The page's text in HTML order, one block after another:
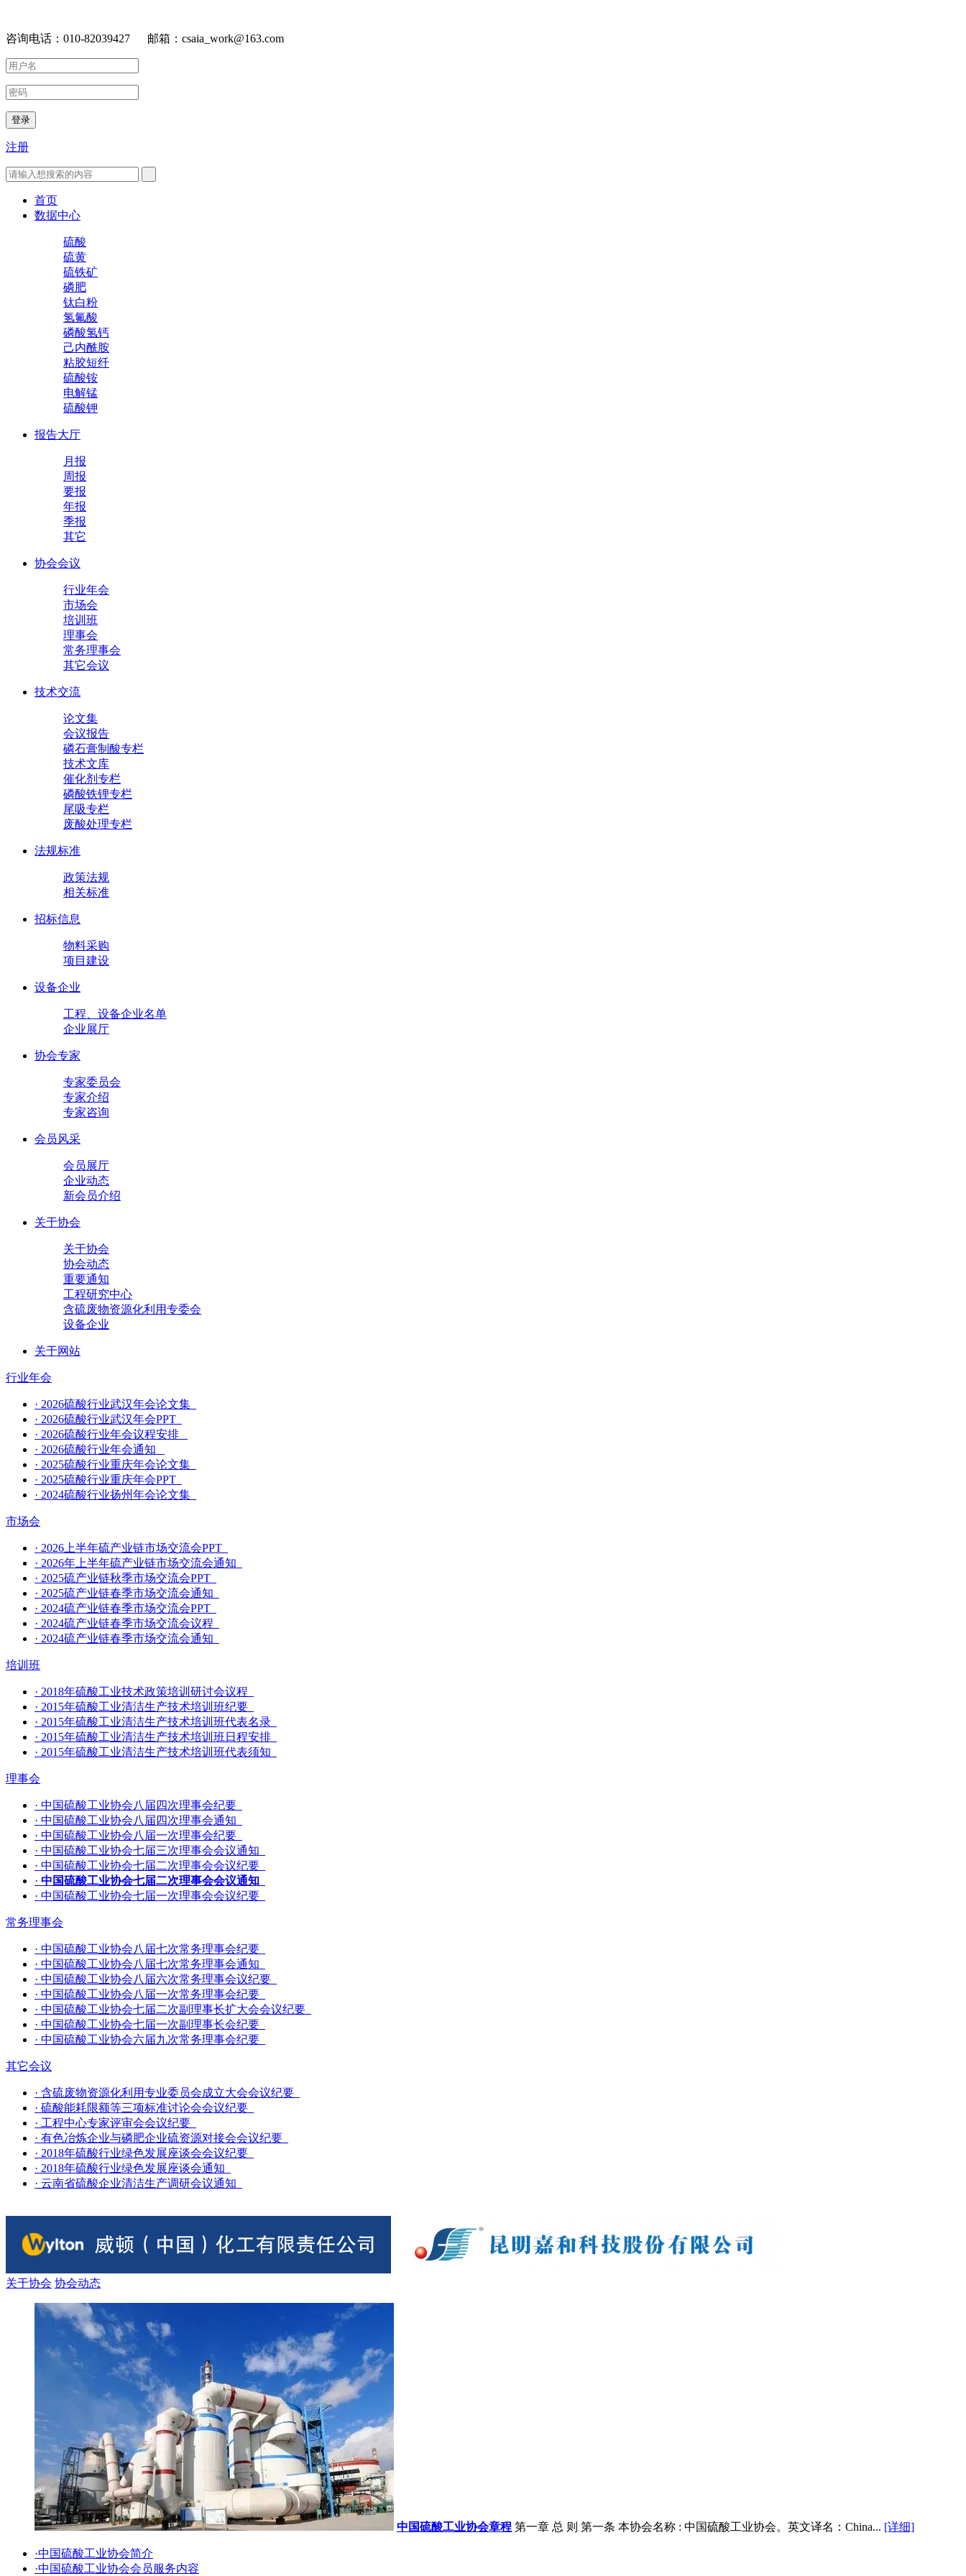
咨询电话：010-82039427 邮箱：csaia_work@163.com
登录
注册
首页
数据中心
硫酸
硫黄
硫铁矿
磷肥
钛白粉
氢氟酸
磷酸氢钙
己内酰胺
粘胶短纤
硫酸铵
电解锰
硫酸钾
报告大厅
月报
周报
要报
年报
季报
其它
协会会议
行业年会
市场会
培训班
理事会
常务理事会
其它会议
技术交流
论文集
会议报告
磷石膏制酸专栏
技术文库
催化剂专栏
磷酸铁锂专栏
尾吸专栏
废酸处理专栏
法规标准
政策法规
相关标准
招标信息
物料采购
项目建设
设备企业
工程、设备企业名单
企业展厅
协会专家
专家委员会
专家介绍
专家咨询
会员风采
会员展厅
企业动态
新会员介绍
关于协会
关于协会
协会动态
重要通知
工程研究中心
含硫废物资源化利用专委会
设备企业
关于网站
行业年会
· 2026硫酸行业武汉年会论文集
· 2026硫酸行业武汉年会PPT
· 2026硫酸行业年会议程安排
· 2026硫酸行业年会通知
· 2025硫酸行业重庆年会论文集
· 2025硫酸行业重庆年会PPT
· 2024硫酸行业扬州年会论文集
市场会
· 2026上半年硫产业链市场交流会PPT
· 2026年上半年硫产业链市场交流会通知
· 2025硫产业链秋季市场交流会PPT
· 2025硫产业链春季市场交流会通知
· 2024硫产业链春季市场交流会PPT
· 2024硫产业链春季市场交流会议程
· 2024硫产业链春季市场交流会通知
培训班
· 2018年硫酸工业技术政策培训研讨会议程
· 2015年硫酸工业清洁生产技术培训班纪要
· 2015年硫酸工业清洁生产技术培训班代表名录
· 2015年硫酸工业清洁生产技术培训班日程安排
· 2015年硫酸工业清洁生产技术培训班代表须知
理事会
· 中国硫酸工业协会八届四次理事会纪要
· 中国硫酸工业协会八届四次理事会通知
· 中国硫酸工业协会八届一次理事会纪要
· 中国硫酸工业协会七届三次理事会会议通知
· 中国硫酸工业协会七届二次理事会会议纪要
· 中国硫酸工业协会七届二次理事会会议通知
· 中国硫酸工业协会七届一次理事会会议纪要
常务理事会
· 中国硫酸工业协会八届七次常务理事会纪要
· 中国硫酸工业协会八届七次常务理事会通知
· 中国硫酸工业协会八届六次常务理事会议纪要
· 中国硫酸工业协会八届一次常务理事会纪要
· 中国硫酸工业协会七届二次副理事长扩大会会议纪要
· 中国硫酸工业协会七届一次副理事长会纪要
· 中国硫酸工业协会六届九次常务理事会纪要
其它会议
· 含硫废物资源化利用专业委员会成立大会会议纪要
· 硫酸能耗限额等三项标准讨论会会议纪要
· 工程中心专家评审会会议纪要
· 有色冶炼企业与磷肥企业硫资源对接会会议纪要
· 2018年硫酸行业绿色发展座谈会会议纪要
· 2018年硫酸行业绿色发展座谈会通知
· 云南省硫酸企业清洁生产调研会议通知
关于协会 协会动态
中国硫酸工业协会章程 第一章 总 则 第一条 本协会名称 : 中国硫酸工业协会。英文译名：China... [详细]
·中国硫酸工业协会简介
·中国硫酸工业协会会员服务内容